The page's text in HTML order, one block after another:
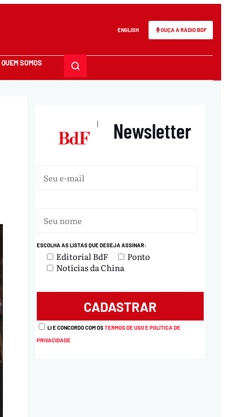
ENGLISH OUÇA A RÁDIO BDF
QUEM SOMOS
| Newsletter
ESCOLHA AS LISTAS QUE DESEJA ASSINAR:
Editorial BdF
Ponto
Notícias da China
LI E CONCORDO COM OSTERMOS DE USO E POLÍTICA DE
PRIVACIDADE